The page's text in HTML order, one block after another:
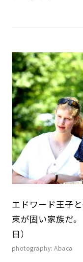
エドワード王子
束が固い家族だ
日）
photography: Abaca